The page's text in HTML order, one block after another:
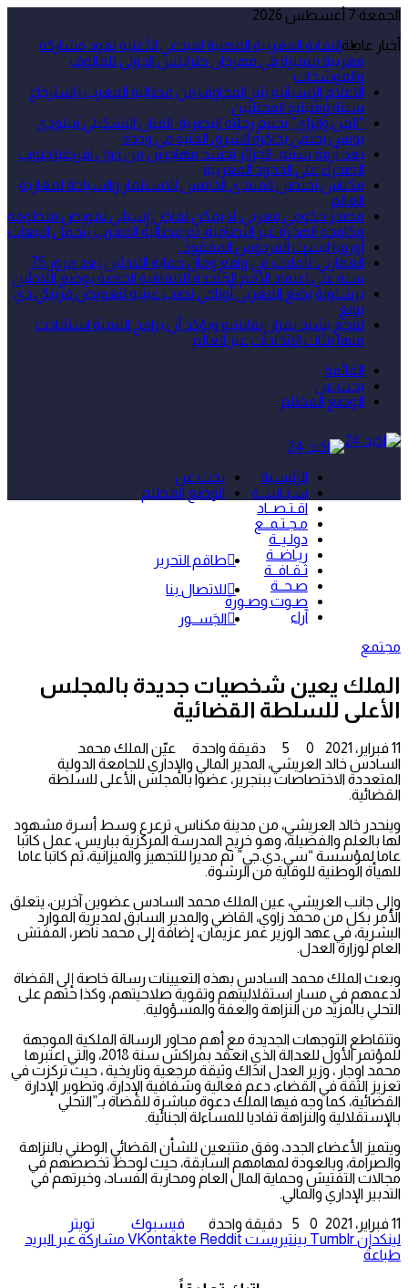
الجمعة 7 أغسطس 2026
أخبار عاجلةالنقابة المغربية المهنية لمبدعي الأغنية تقود مشاركة
مغربية متميزة في مهرجان طرابلس الدولي للمالوف
والموشحات
الاعلام الإسبانية يثير المخاوف من مطالبة المغرب باسترجاع
سبتة ومليلية المحتلتين
“الفن والراي” يختتم رحلته البصرية: الفنان التشكيلي ميلودي
يونس يحتفي بذاكرة الشرق الفنية في وجدة
بعد أزمة سبتة.. الجزائر تحشد مهاجرين من دول افريقيا جنوب
الصحراء على الحدود المغربية
مكناس تحتضن المنتدى الخامس للاستثمار والسياحة لمغاربة
العالم
مصدر حكومي مغربي: لا يمكن لقاض إسباني تقويض منظومة
مكافحة الهجرة غير النظامية، ثم مطالبة المغرب بتحمل التبعات
أوروبا ليست الفردوس المفقود..
العمارتي: تأملات في واقع ومآل حماية اللاجئين بعد مرور 75
سنة على اعتماد الأمم المتحدة للاتفاقية الخاصة بوضع اللاجئين
برشلونة يضع المغربي أوناحي نصب عينيه لتعويض فرينكي دي
يونغ
لقجع يشيد بقرار إنفانتينو ويؤكد أن برامج التنمية استفادت
منها مئات الاتحادات عبر العالم
القائمة
بحث عن
الوضع المظلم
الرئيسية
سـيـاســة
اقـتـصــاد
مـجـتـمــع
دولـيــة
ريـاضــة
ثـقـافــة
صـحــة
صـوت وصـورة
آراء
بحث عن
الوضع المظلم
مجتمع
الملك يعين شخصيات جديدة بالمجلس
الأعلى للسلطة القضائية
11 فبراير، 2021 0 دقيقة واحدة
عيّن الملك محمد
السادس خالد العريشي، المدير المالي والإداري للجامعة الدولية
المتعددة الاختصاصات ببنجرير، عضوا بالمجلس الأعلى للسلطة
القضائية.
وينحدر خالد العريشي، من مدينة مكناس، ترعرع وسط أسرة مشهود
لها بالعلم والفضيلة، وهو خريح المدرسة المركزية بباريس، عمل كاتبا
عاما لمؤسسة “سي.دي.جي” ثم مديرا للتجهيز والميزانية، ثم كاتبا عاما
للهيأة الوطنية للوقاية من الرشوة.
وإلى جانب العريشي، عين الملك محمد السادس عضوين آخرين، يتعلق
الأمر بكل من محمد زاوي، القاضي والمدير السابق لمديرية الموارد
البشرية، في عهد الوزير عمر عزيمان، إضافة إلى محمد ناصر، المفتش
العام لوزارة العدل.
وبعث الملك محمد السادس بهذه التعيينات رسالة خاصة إلى القضاة
لدعمهم في مسار استقلاليتهم وتقوية صلاحيتهم، وكذا حثهم على
التحلي بالمزيد من النزاهة والعفة والمسؤولية.
وتتقاطع التوجهات الجديدة مع أهم محاور الرسالة الملكية الموجهة
للمؤتمر الأول للعدالة الذي انعقد بمراكش سنة 2018، والتي اعتبرها
محمد اوجار ، وزير العدل انذاك وثيقة مرجعية وتاريخية ، حيث تركزت في
تعزيز الثقة في القضاء، دعم فعالية وشفافية الإدارة، وتطوير الإدارة
القضائية، كما وجه فيها الملك دعوة مباشرة للقضاة بـ”التحلي
بالإستقلالية والنزاهة تفاديا للمساءلة الجنائية.
ويتميز الأعضاء الجدد، وفق متتبعين للشأن القضائي الوطني بالنزاهة
والصرامة، وبالعودة لمهامهم السابقة، حيث لوحظ تخصصهم في
مجالات التفتيش وحماية المال العام ومحاربة الفساد، وخبرتهم في
التدبير الإداري والمالي.
11 فبراير، 2021
0 دقيقة واحدة فيسبوك
تويتر
لينكدإن
بينتيريست
مشاركة عبر البريد
طباعة
طاقم التحرير
للاتصال بنا
الجَســور